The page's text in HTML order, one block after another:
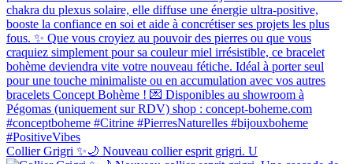
Collier Grigri ✨🌙 Nouveau collier esprit grigri. U